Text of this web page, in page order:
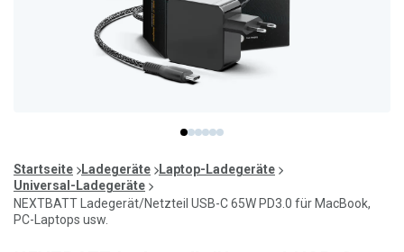
item
0
item
1
item
2
item
3
item
4
item
5
of
6
Startseite Ladegeräte
Laptop-Ladegeräte
Universal-Ladegeräte
NEXTBATT Ladegerät/Netzteil USB-C 65W PD3.0 für MacBook,
PC-Laptops usw.